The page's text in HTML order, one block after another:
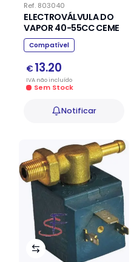
Ref. 803040
ELECTROVÁLVULA DO
VAPOR 40-55CC CEME
Compatível
€ 13.20
IVA nãoincluído
Sem Stock
Notificar